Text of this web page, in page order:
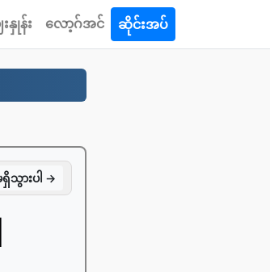
နှုန်း လော့ဂ်အင် ဆိုင်းအပ်
သွားပါ →